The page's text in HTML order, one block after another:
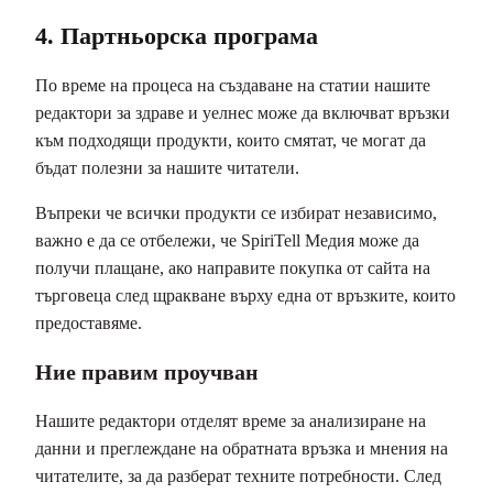
4. Партньорска програма
По време на процеса на създаване на статии нашите
редактори за здраве и уелнес може да включват връзки
към подходящи продукти, които смятат, че могат да
бъдат полезни за нашите читатели.
Въпреки че всички продукти се избират независимо,
важно е да се отбележи, че SpiriTell Медия може да
получи плащане, ако направите покупка от сайта на
търговеца след щракване върху една от връзките, които
предоставяме.
Ние правим проучван
Нашите редактори отделят време за анализиране на
данни и преглеждане на обратната връзка и мнения на
читателите, за да разберат техните потребности. След